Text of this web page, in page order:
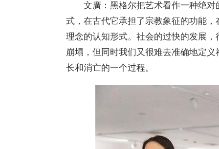
文廣：黑格尔把艺术看作一种绝对
式，在古代它承担了宗教象征的功能
理念的认知形式。社会的过快的发展
崩塌，但同时我们又很难去准确地定
长和消亡的一个过程。